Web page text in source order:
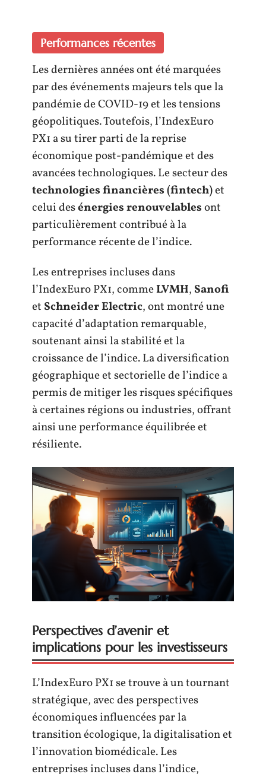
Performances récentes
Les dernières années ont été marquées
par des événements majeurs tels que la
pandémie de COVID-19 et les tensions
géopolitiques. Toutefois, l’IndexEuro
PX1 a su tirer parti de la reprise
économique post-pandémique et des
avancées technologiques. Le secteur des
technologies financières (fintech)et
celui desénergies renouvelablesont
particulièrement contribué à la
performance récente de l’indice.
Les entreprises incluses dans
l’IndexEuro PX1, commeLVMH, Sanofi
et Schneider Electric, ont montré une
capacité d’adaptation remarquable,
soutenant ainsi la stabilité et la
croissance de l’indice. La diversification
géographique et sectorielle de l’indice a
permis de mitiger les risques spécifiques
à certaines régions ou industries, offrant
ainsi une performance équilibrée et
résiliente.
Perspectives d’avenir et
implications pour les investisseurs
L’IndexEuro PX1 se trouve à un tournant
stratégique, avec des perspectives
économiques influencées par la
transition écologique, la digitalisation et
l’innovation biomédicale. Les
entreprises incluses dans l’indice,